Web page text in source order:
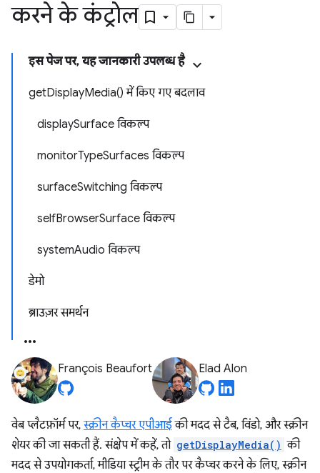
करने के कंट्रोल
इस पेज पर, यह जानकारी उपलब्ध है
getDisplayMedia() में किए गए बदलाव
displaySurface विकल्प
monitorTypeSurfaces विकल्प
surfaceSwitching विकल्प
selfBrowserSurface विकल्प
systemAudio विकल्प
डेमो
ब्राउज़र समर्थन
François Beaufort Elad Alon
वेब प्लैटफ़ॉर्म पर, स्क्रीन कैप्चर एपीआईकी मदद से टैब, विंडो, और स्क्रीन
शेयर की जा सकती हैं. संक्षेप में कहें, तो getDisplayMedia() की
मदद से उपयोगकर्ता, मीडिया स्ट्रीम के तौर पर कैप्चर करने के लिए, स्क्रीन